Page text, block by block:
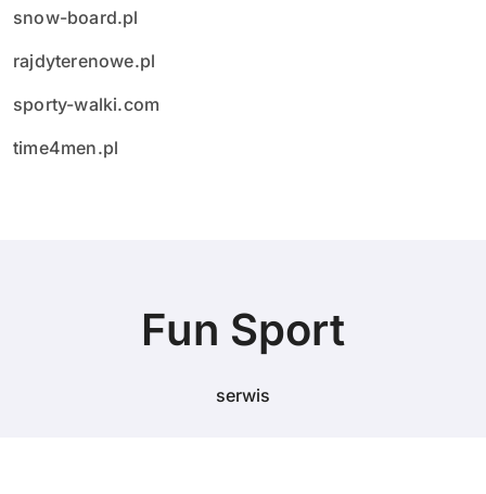
snow-board.pl
rajdyterenowe.pl
sporty-walki.com
time4men.pl
Fun Sport
serwis